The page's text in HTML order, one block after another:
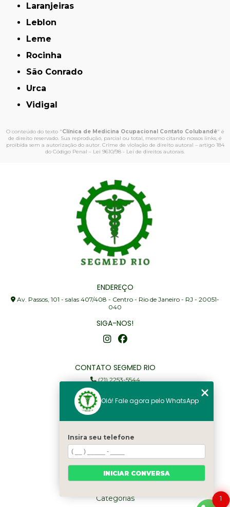
Laranjeiras
Leblon
Leme
Rocinha
São Conrado
Urca
Vidigal
O conteúdo do texto "Clínica de Medicina Ocupacional Contato Colubandê" é
de direito reservado. Sua reprodução, parcial ou total, mesmo citando nossos links, é
proibida sem a autorização do autor. Crime de violação de direito autoral – artigo 184
do Código Penal – Lei 9610/98 - Lei de direitos autorais.
ENDEREÇO
Av. Passos, 101 - salas 407/408 - Centro - Rio de Janeiro - RJ - 20051-
040
SIGA-NOS!
CONTATO SEGMED RIO
(21) 2253-5544
(21) 97905-3352
segmed@segmedrio.com.br
MENU
Home
Institucional
Serviços
Categorias
1
Olá! Fale agora pelo WhatsApp
Insira seu telefone
INICIAR CONVERSA